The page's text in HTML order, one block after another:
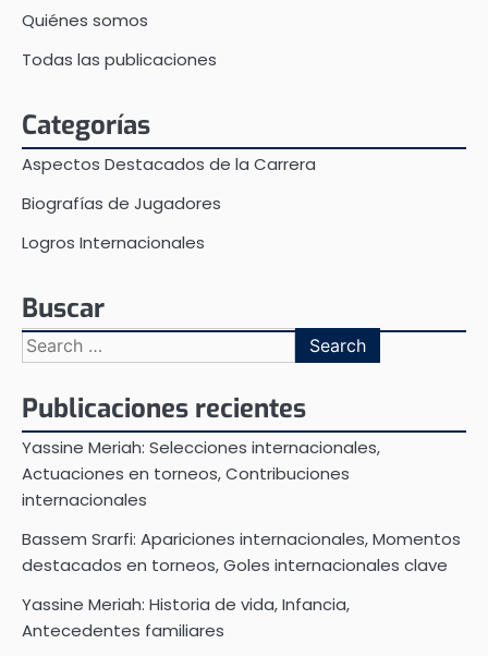
Quiénes somos
Todas las publicaciones
Categorías
Aspectos Destacados de la Carrera
Biografías de Jugadores
Logros Internacionales
Buscar
Search
for:
Publicaciones recientes
Yassine Meriah: Selecciones internacionales,
Actuaciones en torneos, Contribuciones
internacionales
Bassem Srarfi: Apariciones internacionales, Momentos
destacados en torneos, Goles internacionales clave
Yassine Meriah: Historia de vida, Infancia,
Antecedentes familiares